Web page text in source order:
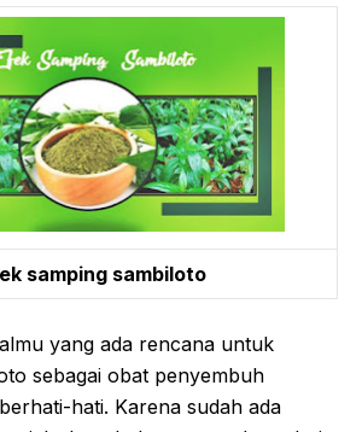
samping sambiloto
yang ada rencana untuk
sebagai obat penyembuh
hati. Karena sudah ada